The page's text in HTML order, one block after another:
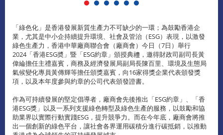
「綠色化」是香港發展新質生產力不可缺少的一環；為鼓勵香港企
業，尤其是中小企持續提升環境、社會及管治（ESG）表現，以激發
綠色生產力，香港中華廠商聯合會（廠商會）今日（7日）舉行
2024「香港ESG奬」暨「ESG約章」頒授典禮，邀得財政司副司長黃
偉綸擔任主禮嘉賓，商務及經濟發展局副局長陳百里、環境及生態局
氣候變化專員黃傳輝等擔任頒獎嘉賓，向16家得獎企業代表頒發獎
項，以及本年度參與約章的公司代表頒發證書。
作為可持續發展的堅定倡導者，廠商會先後推出「ESG約章」、「香
港ESG獎」以及一系列支援綠色轉型及綠色生產的服務，以鼓勵和協
助業界以實際行動實踐ESG，提升競爭力。而在今年底，廠商會將推
出一個創新的綠色平台，讓社會各界運用碳積分進行碳抵銷，以推動